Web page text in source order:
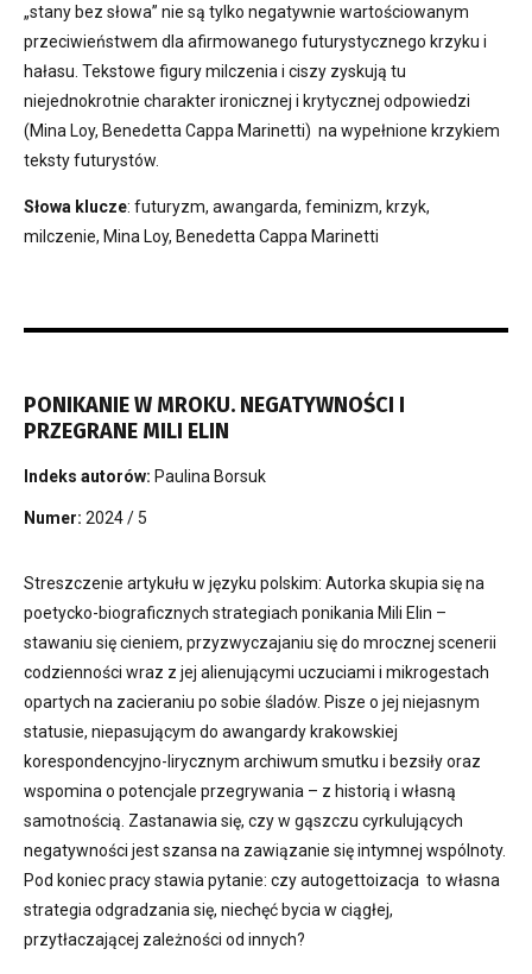
„stany bez słowa” nie są tylko negatywnie wartościowanym
przeciwieństwem dla afirmowanego futurystycznego krzyku i
hałasu. Tekstowe figury milczenia i ciszy zyskują tu
niejednokrotnie charakter ironicznej i krytycznej odpowiedzi
(Mina Loy, Benedetta Cappa Marinetti) na wypełnione krzykiem
teksty futurystów.
Słowa klucze: futuryzm, awangarda, feminizm, krzyk,
milczenie, Mina Loy, Benedetta Cappa Marinetti
PONIKANIE W MROKU. NEGATYWNOŚCI I
PRZEGRANE MILI ELIN
Indeks autorów: Paulina Borsuk
Numer: 2024 / 5
Streszczenie artykułu w języku polskim: Autorka skupia się na
poetycko-biograficznych strategiach ponikania Mili Elin –
stawaniu się cieniem, przyzwyczajaniu się do mrocznej scenerii
codzienności wraz z jej alienującymi uczuciami i mikrogestach
opartych na zacieraniu po sobie śladów. Pisze o jej niejasnym
statusie, niepasującym do awangardy krakowskiej
korespondencyjno-lirycznym archiwum smutku i bezsiły oraz
wspomina o potencjale przegrywania – z historią i własną
samotnością. Zastanawia się, czy w gąszczu cyrkulujących
negatywności jest szansa na zawiązanie się intymnej wspólnoty.
Pod koniec pracy stawia pytanie: czy autogettoizacja to własna
strategia odgradzania się, niechęć bycia w ciągłej,
przytłaczającej zależności od innych?